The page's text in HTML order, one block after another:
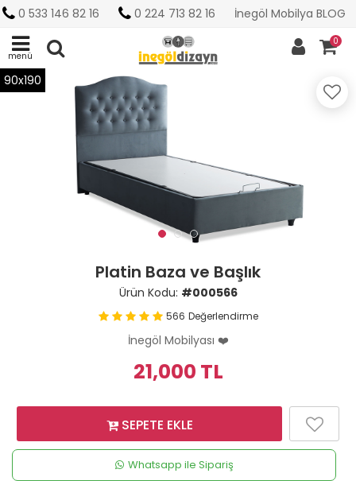
0 533 146 82 16 0 224 713 82 16 İnegöl Mobilya BLOG
menü
0
90x190
Platin Baza ve Başlık
Ürün Kodu: #000566
566 Değerlendirme
İnegöl Mobilyası ❤️
21,000 TL
SEPETE EKLE
Whatsapp ile Sipariş